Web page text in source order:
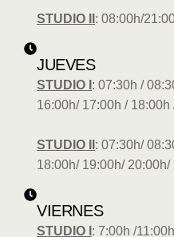
STUDIO II : 08:00h/
JUEVES
STUDIO I : 07:30h /
16:00h/ 17:00h / 18:00h
STUDIO II : 07:30h/
18:00h/ 19:00h/ 20:00h/
VIERNES
STUDIO I : 7:00h /